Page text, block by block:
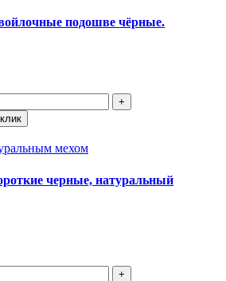
подошве чёрные.
черные, натуральный